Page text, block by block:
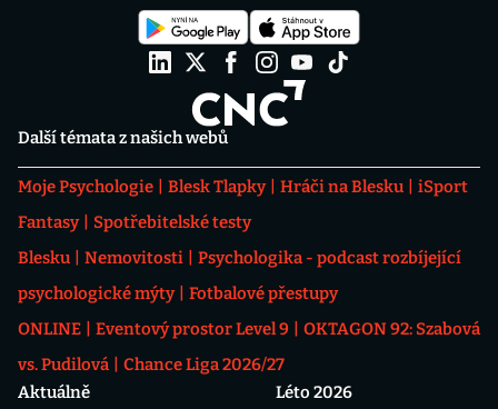
Další témata z našich webů
Moje Psychologie Blesk Tlapky Hráči na Blesku
iSport
Fantasy
Spotřebitelské testy
Blesku
Nemovitosti
Psychologika - podcast rozbíjející
psychologické mýty
Fotbalové přestupy
ONLINE
Eventový prostor Level 9
OKTAGON 92: Szabová
vs. Pudilová
Chance Liga 2026/27
Aktuálně
Léto 2026